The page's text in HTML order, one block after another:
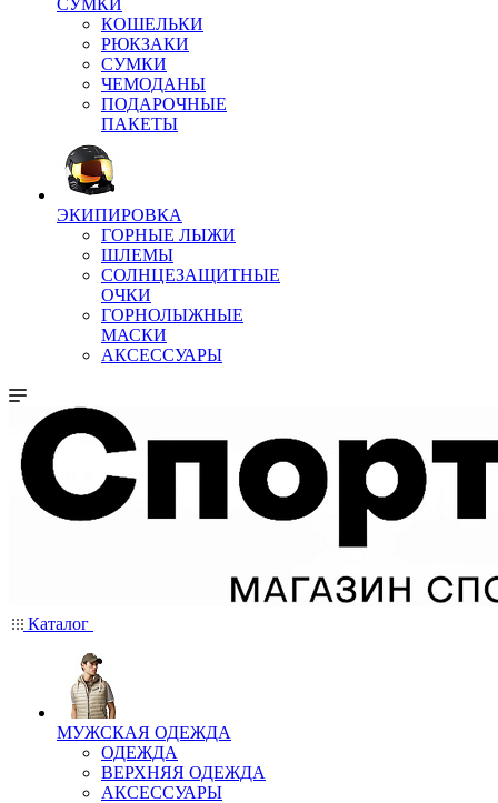
СУМКИ
КОШЕЛЬКИ
РЮКЗАКИ
СУМКИ
ЧЕМОДАНЫ
ПОДАРОЧНЫЕ
ПАКЕТЫ
ЭКИПИРОВКА
ГОРНЫЕ ЛЫЖИ
ШЛЕМЫ
СОЛНЦЕЗАЩИТНЫЕ
ОЧКИ
ГОРНОЛЫЖНЫЕ
МАСКИ
АКСЕССУАРЫ
Каталог
МУЖСКАЯ ОДЕЖДА
ОДЕЖДА
ВЕРХНЯЯ ОДЕЖДА
АКСЕССУАРЫ